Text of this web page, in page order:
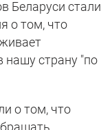
Беларуси стали
о том, что
нашу страну "по
о том, что